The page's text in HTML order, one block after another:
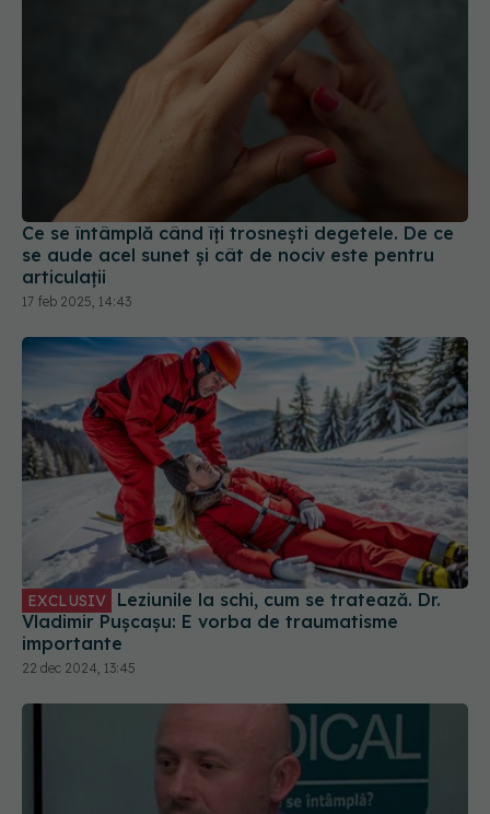
Ce se întâmplă când îți trosnești degetele. De ce
se aude acel sunet și cât de nociv este pentru
articulații
17 feb 2025, 14:43
EXCLUSIV
Vladimir Pușcașu: E vorba de traumatisme
importante
22 dec 2024, 13:45